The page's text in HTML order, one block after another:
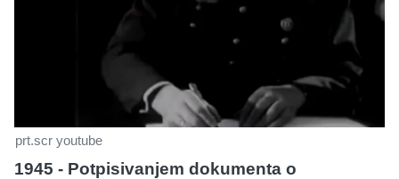
prt.scr youtube
1945 - Potpisivanjem dokumenta o